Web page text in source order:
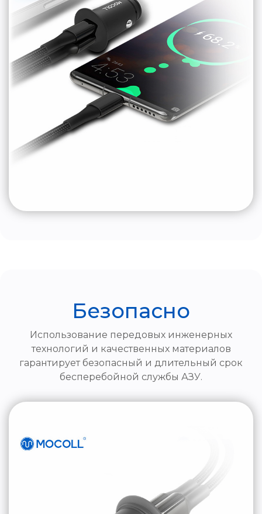
Безопасно
Использование передовых инженерных
технологий и качественных материалов
гарантирует безопасный и длительный срок
бесперебойной службы АЗУ.